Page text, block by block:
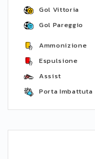
Gol Vittoria
Gol Pareggio
Ammonizione
Espulsione
Assist
Porta Imbattuta